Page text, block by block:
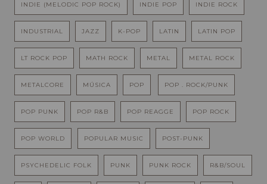
INDIE (MELODIC POP ROCK) INDIE POP INDIE ROCK
INDUSTRIAL JAZZ K-POP LATIN LATIN POP
LT ROCK POP MATH ROCK METAL METAL ROCK
METALCORE MÚSICA POP POP . ROCK/PUNK
POP PUNK POP R&B POP REAGGE POP ROCK
POP WORLD POPULAR MUSIC POST-PUNK
PSYCHEDELIC FOLK PUNK PUNK ROCK R&B/SOUL